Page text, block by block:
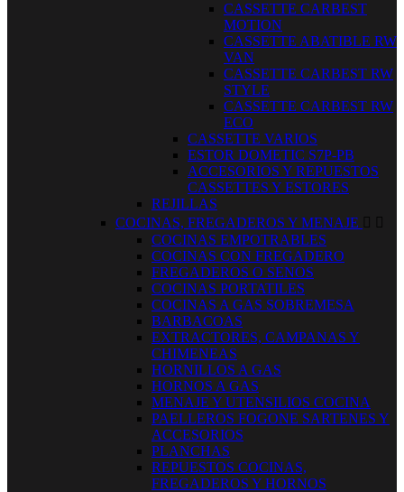
CASSETTE CARBEST
MOTION
CASSETTE ABATIBLE RW
VAN
CASSETTE CARBEST RW
STYLE
CASSETTE CARBEST RW
ECO
CASSETTE VARIOS
ESTOR DOMETIC S7P-PB
ACCESORIOS Y REPUESTOS
CASSETTES Y ESTORES
REJILLAS
COCINAS, FREGADEROS Y MENAJE  
COCINAS EMPOTRABLES
COCINAS CON FREGADERO
FREGADEROS O SENOS
COCINAS PORTATILES
COCINAS A GAS SOBREMESA
BARBACOAS
EXTRACTORES, CAMPANAS Y
CHIMENEAS
HORNILLOS A GAS
HORNOS A GAS
MENAJE Y UTENSILIOS COCINA
PAELLEROS FOGONE SARTENES Y
ACCESORIOS
PLANCHAS
REPUESTOS COCINAS,
FREGADEROS Y HORNOS